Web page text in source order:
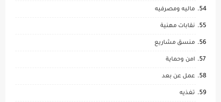
ماليه ومصرفيه
نقابات مهنية
منسق مشاريع
امن وحماية
عمل عن بعد
تغذيه